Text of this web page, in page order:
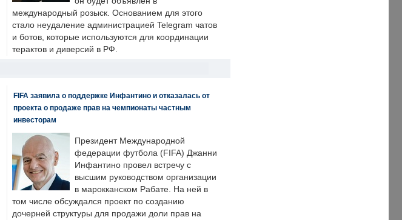
международный розыск. Основанием для этого
стало неудаление администрацией Telegram чатов
и ботов, которые используются для координации
терактов и диверсий в РФ.
FIFA заявила о поддержке Инфантино и отказалась от
проекта о продаже прав на чемпионаты частным
инвесторам
Президент Международной
федерации футбола (FIFA) Джанни
Инфантино провел встречу с
высшим руководством организации
в марокканском Рабате. На ней в
том числе обсуждался проект по созданию
дочерней структуры для продажи доли прав на